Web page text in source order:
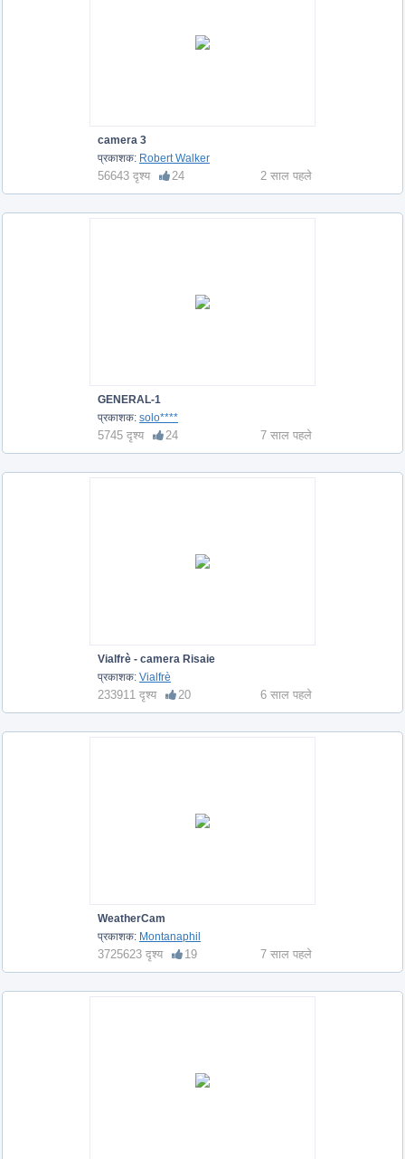
camera 3
प्रकाशक: Robert Walker
56643 दृश्य 24 2 साल पहले
GENERAL-1
प्रकाशक: solo****
5745 दृश्य 24 7 साल पहले
Vialfrè - camera Risaie
प्रकाशक: Vialfrè
233911 दृश्य 20 6 साल पहले
WeatherCam
प्रकाशक: Montanaphil
3725623 दृश्य 19 7 साल पहले